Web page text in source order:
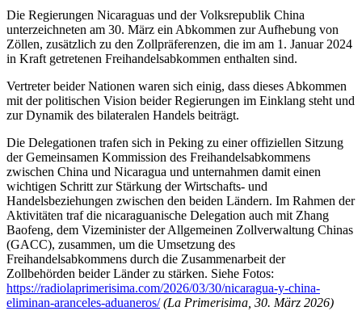
Die Regierungen Nicaraguas und der Volksrepublik China
unterzeichneten am 30. März ein Abkommen zur Aufhebung von
Zöllen, zusätzlich zu den Zollpräferenzen, die im am 1. Januar 2024
in Kraft getretenen Freihandelsabkommen enthalten sind.
Vertreter beider Nationen waren sich einig, dass dieses Abkommen
mit der politischen Vision beider Regierungen im Einklang steht und
zur Dynamik des bilateralen Handels beiträgt.
Die Delegationen trafen sich in Peking zu einer offiziellen Sitzung
der Gemeinsamen Kommission des Freihandelsabkommens
zwischen China und Nicaragua und unternahmen damit einen
wichtigen Schritt zur Stärkung der Wirtschafts- und
Handelsbeziehungen zwischen den beiden Ländern. Im Rahmen der
Aktivitäten traf die nicaraguanische Delegation auch mit Zhang
Baofeng, dem Vizeminister der Allgemeinen Zollverwaltung Chinas
(GACC), zusammen, um die Umsetzung des
Freihandelsabkommens durch die Zusammenarbeit der
Zollbehörden beider Länder zu stärken. Siehe Fotos:
https://radiolaprimerisima.com/2026/03/30/nicaragua-y-china-
eliminan-aranceles-aduaneros/ (La Primerisima, 30. März 2026)